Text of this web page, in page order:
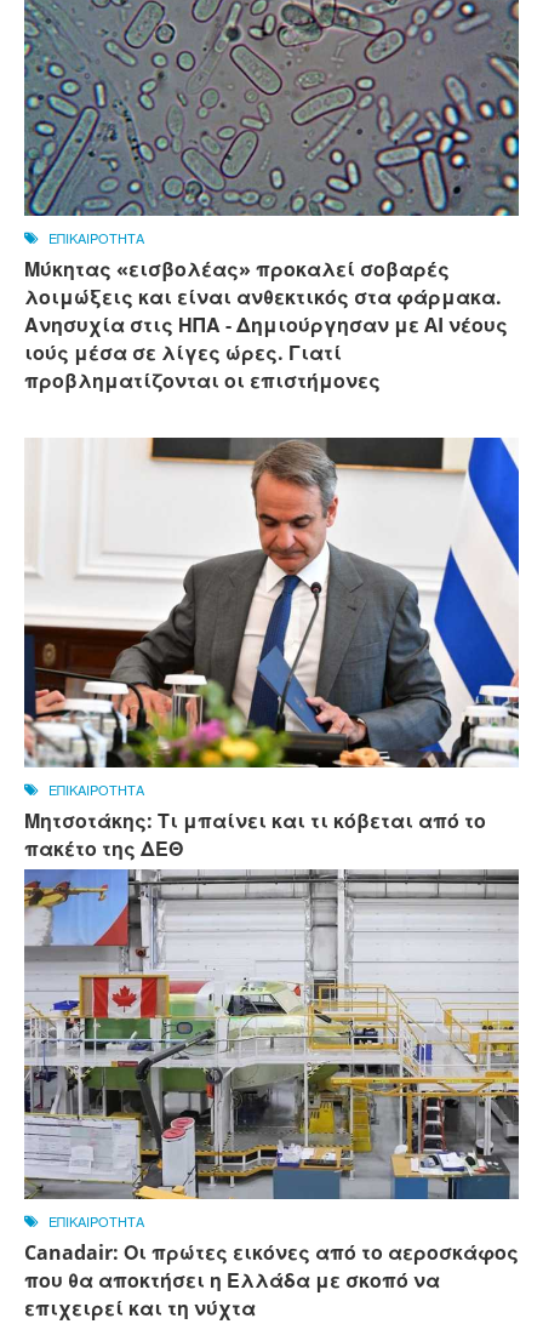
ΕΠΙΚΑΙΡΟΤΗΤΑ
Μύκητας «εισβολέας» προκαλεί σοβαρές
λοιμώξεις και είναι ανθεκτικός στα φάρμακα.
Ανησυχία στις ΗΠΑ - Δημιούργησαν με AI νέους
ιούς μέσα σε λίγες ώρες. Γιατί
προβληματίζονται οι επιστήμονες
ΕΠΙΚΑΙΡΟΤΗΤΑ
Μητσοτάκης: Τι μπαίνει και τι κόβεται από το
πακέτο της ΔΕΘ
ΕΠΙΚΑΙΡΟΤΗΤΑ
Canadair: Οι πρώτες εικόνες από το αεροσκάφος
που θα αποκτήσει η Ελλάδα με σκοπό να
επιχειρεί και τη νύχτα